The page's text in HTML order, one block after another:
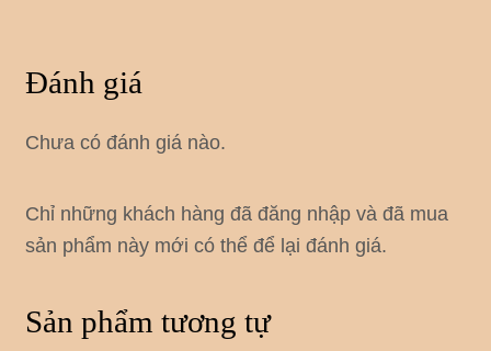
Đánh giá
Chưa có đánh giá nào.
Chỉ những khách hàng đã đăng nhập và đã mua
sản phẩm này mới có thể để lại đánh giá.
Sản phẩm tương tự